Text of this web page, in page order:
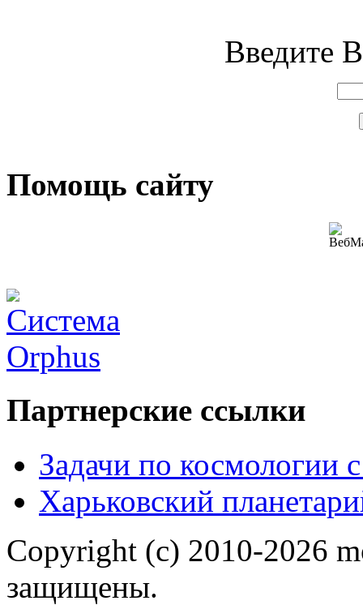
Введите
Помощь сайту
Партнерские ссылки
Задачи по космологии
Харьковский
Copyright (c) 2010-2026
защищены.